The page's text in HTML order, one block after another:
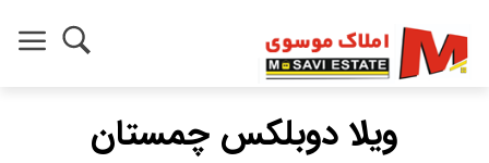
ویلا دوبلکس چمستان